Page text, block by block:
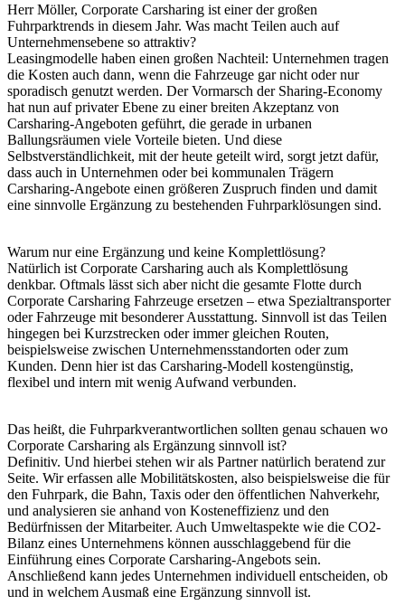
Herr Möller, Corporate Carsharing ist einer der großen
Fuhrparktrends in diesem Jahr. Was macht Teilen auch auf
Unternehmensebene so attraktiv?
Leasingmodelle haben einen großen Nachteil: Unternehmen tragen
die Kosten auch dann, wenn die Fahrzeuge gar nicht oder nur
sporadisch genutzt werden. Der Vormarsch der Sharing-Economy
hat nun auf privater Ebene zu einer breiten Akzeptanz von
Carsharing-Angeboten geführt, die gerade in urbanen
Ballungsräumen viele Vorteile bieten. Und diese
Selbstverständlichkeit, mit der heute geteilt wird, sorgt jetzt dafür,
dass auch in Unternehmen oder bei kommunalen Trägern
Carsharing-Angebote einen größeren Zuspruch finden und damit
eine sinnvolle Ergänzung zu bestehenden Fuhrparklösungen sind.
Warum nur eine Ergänzung und keine Komplettlösung?
Natürlich ist Corporate Carsharing auch als Komplettlösung
denkbar. Oftmals lässt sich aber nicht die gesamte Flotte durch
Corporate Carsharing Fahrzeuge ersetzen – etwa Spezialtransporter
oder Fahrzeuge mit besonderer Ausstattung. Sinnvoll ist das Teilen
hingegen bei Kurzstrecken oder immer gleichen Routen,
beispielsweise zwischen Unternehmensstandorten oder zum
Kunden. Denn hier ist das Carsharing-Modell kostengünstig,
flexibel und intern mit wenig Aufwand verbunden.
Das heißt, die Fuhrparkverantwortlichen sollten genau schauen wo
Corporate Carsharing als Ergänzung sinnvoll ist?
Definitiv. Und hierbei stehen wir als Partner natürlich beratend zur
Seite. Wir erfassen alle Mobilitätskosten, also beispielsweise die für
den Fuhrpark, die Bahn, Taxis oder den öffentlichen Nahverkehr,
und analysieren sie anhand von Kosteneffizienz und den
Bedürfnissen der Mitarbeiter. Auch Umweltaspekte wie die CO2-
Bilanz eines Unternehmens können ausschlaggebend für die
Einführung eines Corporate Carsharing-Angebots sein.
Anschließend kann jedes Unternehmen individuell entscheiden, ob
und in welchem Ausmaß eine Ergänzung sinnvoll ist.